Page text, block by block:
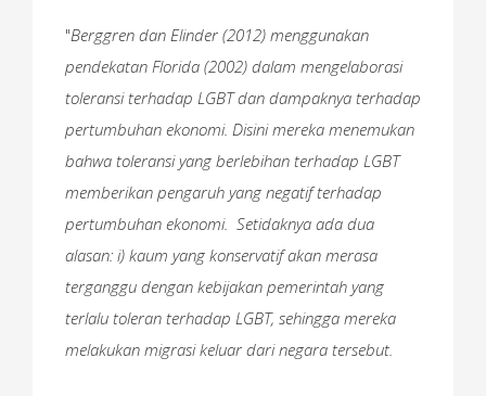
"Berggren dan Elinder (2012) menggunakan
pendekatan Florida (2002) dalam mengelaborasi
toleransi terhadap LGBT dan dampaknya terhadap
pertumbuhan ekonomi. Disini mereka menemukan
bahwa toleransi yang berlebihan terhadap LGBT
memberikan pengaruh yang negatif terhadap
pertumbuhan ekonomi. Setidaknya ada dua
alasan: i) kaum yang konservatif akan merasa
terganggu dengan kebijakan pemerintah yang
terlalu toleran terhadap LGBT, sehingga mereka
melakukan migrasi keluar dari negara tersebut.